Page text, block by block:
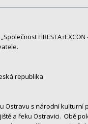
FIRESTA+EXCON
republika
Ostravu s národní kulturní
a řeku Ostravici. Obě